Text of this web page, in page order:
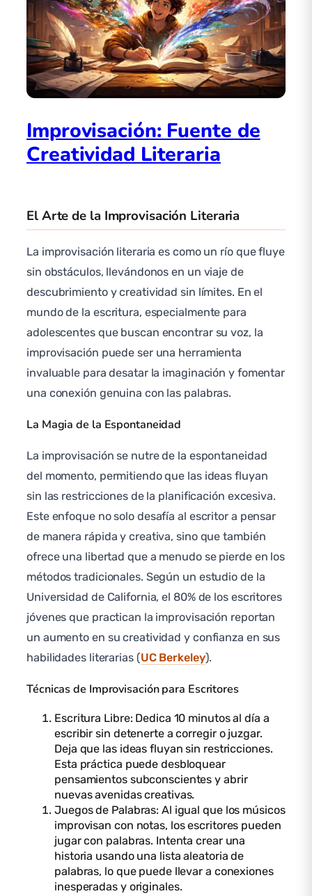
Improvisación: Fuente de
Creatividad Literaria
El Arte de la Improvisación Literaria
La improvisación literaria es como un río que fluye
sin obstáculos, llevándonos en un viaje de
descubrimiento y creatividad sin límites. En el
mundo de la escritura, especialmente para
adolescentes que buscan encontrar su voz, la
improvisación puede ser una herramienta
invaluable para desatar la imaginación y fomentar
una conexión genuina con las palabras.
La Magia de la Espontaneidad
La improvisación se nutre de la espontaneidad
del momento, permitiendo que las ideas fluyan
sin las restricciones de la planificación excesiva.
Este enfoque no solo desafía al escritor a pensar
de manera rápida y creativa, sino que también
ofrece una libertad que a menudo se pierde en los
métodos tradicionales. Según un estudio de la
Universidad de California, el 80% de los escritores
jóvenes que practican la improvisación reportan
un aumento en su creatividad y confianza en sus
habilidades literarias (UC Berkeley).
Técnicas de Improvisación para Escritores
Escritura Libre: Dedica 10 minutos al día a
escribir sin detenerte a corregir o juzgar.
Deja que las ideas fluyan sin restricciones.
Esta práctica puede desbloquear
pensamientos subconscientes y abrir
nuevas avenidas creativas.
Juegos de Palabras: Al igual que los músicos
improvisan con notas, los escritores pueden
jugar con palabras. Intenta crear una
historia usando una lista aleatoria de
palabras, lo que puede llevar a conexiones
inesperadas y originales.